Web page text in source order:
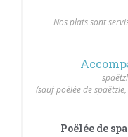
Nos plats sont
(sauf poëlée de
Poëlée de